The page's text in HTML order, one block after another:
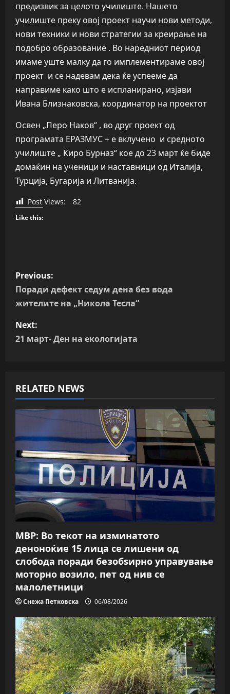
предизвик за целото училиште. Нашето
училиште преку овој проект научи нови методи,
нови техники и нови стратегии за креирање на
подобро образование . Во наредниот период
имаме уште малку да го имплементираме овој
проект и се надевам дека ќе успееме да
направиме како што е испланирано, изјави
Ивана Близнаковска, координатор на проектот
Освен „Перо Наков“ , во друг проект од
програмата ЕРАЗМУС + е вклучено и средното
училиште „ Киро Бурназ“ кое до 23 март ќе биде
домаќин на ученици и наставници од Италија,
Турција, Бугарија и Литванија.
Post Views: 82
Like this:
P
o
t
a
v
g
a
t
i
o
n
Previous:
Поради дефект седум дена без вода
жителите на „Никола Тесла“
Next:
21 март- Ден на екологијата
RELATED NEWS
МВР: Во текот на изминатото
деноноќие 15 лица се лишени од
слобода поради безобѕирно управување
моторно возило, пет од нив се
малолетници
Снежа Петковска 06/08/2026